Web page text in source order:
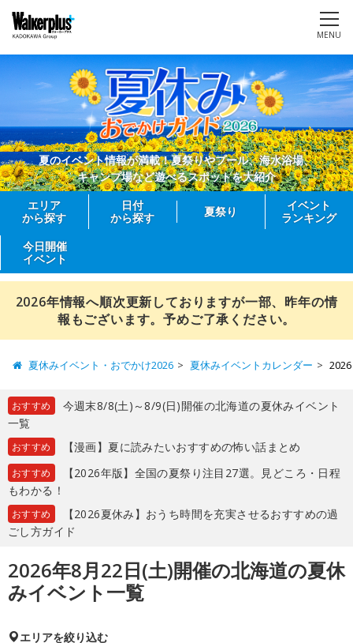
MENU
夏のイベント情報が満載！夏祭りやプール、海水浴場、
キャンプ場など遊べるスポットを大紹介
エリア
から探す
日付
から探す
夏祭り
イベント
ランキング
今日開催
イベント
2026年情報へ順次更新しておりますが一部、昨年の情
報もございます。予めご了承ください。
夏休みイベント・おでかけ2026 夏休みイベントカレンダー
おすすめ
今週末8/8(土)～8/9(日)開催の北海道の夏休みイベント
一覧
おすすめ 【漫画】夏に読みたいおすすめの怖い話まとめ
おすすめ
【2026年版】全国の夏祭り注目27選。見どころ・日程
もわかる！
おすすめ
【2026夏休み】おうち時間を充実させるおすすめの過
ごし方ガイド
2026年8月22日(土)開催の北海道の夏休
みイベント一覧
エリアを絞り込む